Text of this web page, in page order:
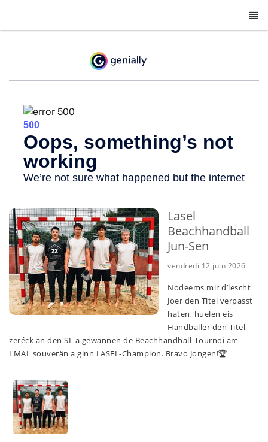
Lasel
Beachhandball
Jun-Sen
vendredi 12 juin 2026
Nodeems mir d’lescht
Joer den Titel verpasst
haten, huelen eis
Handballer den Titel
zeréck an den SL a gewannen de Beachhandball-Tournoi am
LMAL souverän a ginn LASEL-Champion. Bravo Jongen!🏆